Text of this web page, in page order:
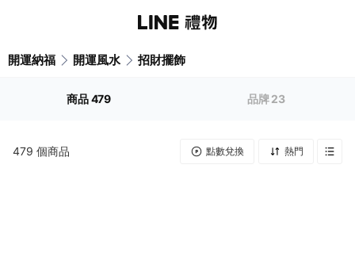
開運納福 開運風水 招財擺飾
商品479 品牌23
479 個商品 點數兌換 熱門